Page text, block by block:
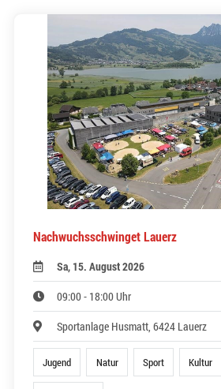
Nachwuchsschwinget Lauerz
Sa, 15. August 2026
09:00 - 18:00 Uhr
Sportanlage Husmatt, 6424 Lauerz
Jugend Natur Sport Kultur